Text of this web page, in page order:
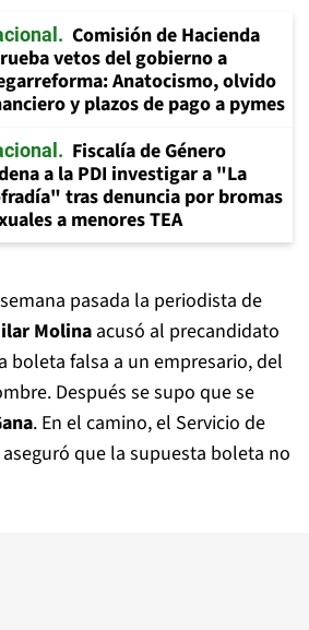
Comisión de Hacienda
vetos del gobierno a
Anatocismo, olvido
y plazos de pago a pymes
Fiscalía de Género
a la PDI investigar a "La
tras denuncia por bromas
a menores TEA
pasada la periodista de
Molina acusó al precandidato
boleta falsa a un empresario, del
Después se supo que se
. En el camino, el Servicio de
que la supuesta boleta no